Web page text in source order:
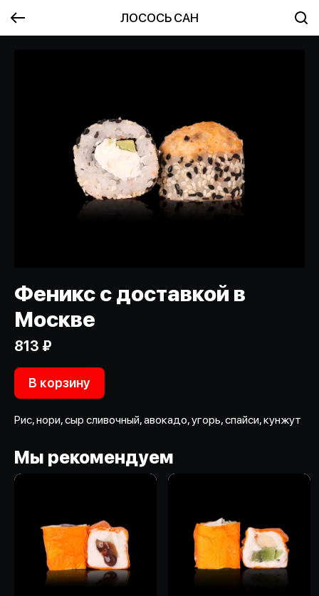
ЛОСОСЬ САН
Феникс с доставкой в
Москве
813 ₽
В корзину
Рис, нори, сыр сливочный, авокадо, угорь, спайси, кунжут
Мы рекомендуем